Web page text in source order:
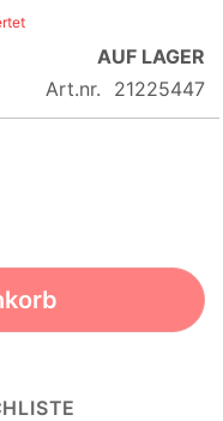
AUF LAGER
Art.nr.
21225447